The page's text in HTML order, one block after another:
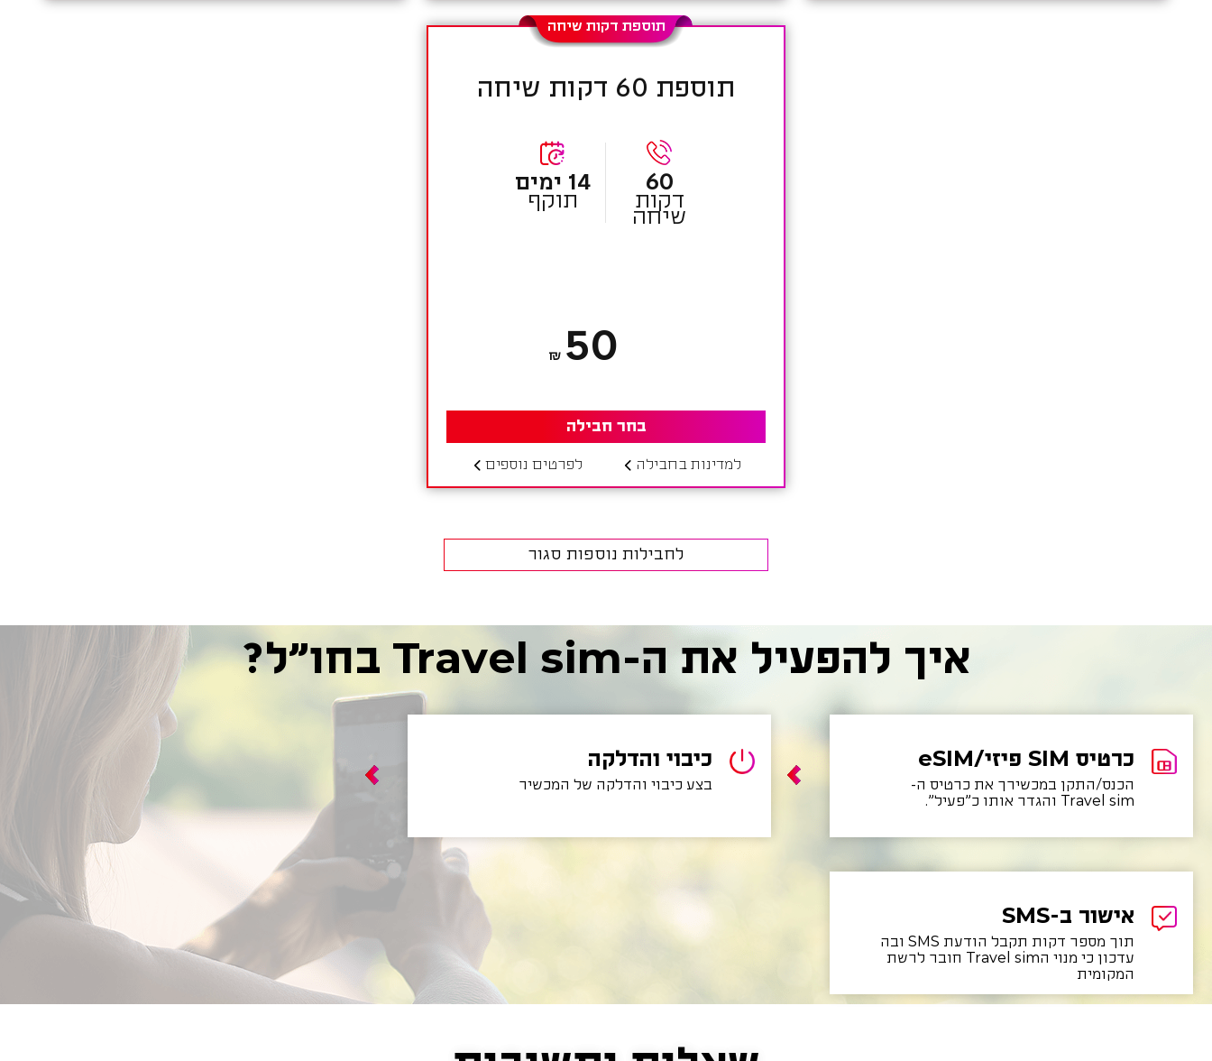
תוספת דקות שיחה
תוספת 60 דקות שיחה
60
דקות
שיחה
14 ימים
תוקף
₪ 50
למדינות בחבילה לפרטים נוספים
בחר חבילה
לחבילות נוספות סגור
איך להפעיל את ה-Travel sim בחו"ל?
כרטיס SIM פיזי/eSIM
הכנס/התקן במכשירך את כרטיס ה-
Travel sim והגדר אותו כ"פעיל".
כיבוי והדלקה
בצע כיבוי והדלקה של המכשיר
אישור ב-SMS
תוך מספר דקות תקבל הודעת SMS ובה
עדכון כי מנוי הTravel sim חובר לרשת
המקומית